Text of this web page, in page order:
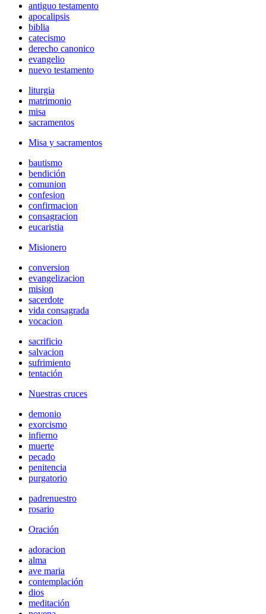
antiguo testamento
apocalipsis
biblia
catecismo
derecho canonico
evangelio
nuevo testamento
liturgia
matrimonio
misa
sacramentos
Misa y sacramentos
bautismo
bendición
comunion
confesion
confirmacion
consagracion
eucaristia
Misionero
conversion
evangelizacion
mision
sacerdote
vida consagrada
vocacion
sacrificio
salvacion
sufrimiento
tentación
Nuestras cruces
demonio
exorcismo
infierno
muerte
pecado
penitencia
purgatorio
padrenuestro
rosario
Oración
adoracion
alma
ave maria
contemplación
dios
meditación